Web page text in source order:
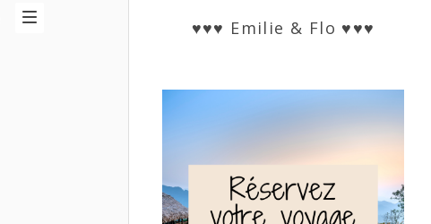
♥♥♥ Emilie & Flo ♥♥♥